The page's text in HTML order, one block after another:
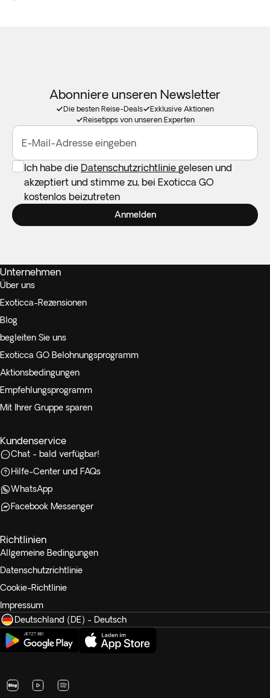
Abonniere unseren Newsletter
Die besten Reise-Deals
Exklusive Aktionen
Reisetipps von unseren Experten
E-Mail-Adresse eingeben
Ich habe die Datenschutzrichtlinie gelesen und
akzeptiert und stimme zu, bei Exoticca GO
kostenlos beizutreten
Anmelden
Unternehmen
Über uns
Exoticca-Rezensionen
Blog
begleiten Sie uns
Exoticca GO Belohnungsprogramm
Aktionsbedingungen
Empfehlungsprogramm
Mit Ihrer Gruppe sparen
Kundenservice
Chat - bald verfügbar!
Hilfe-Center und FAQs
WhatsApp
Facebook Messenger
Richtlinien
Allgemeine Bedingungen
Datenschutzrichtlinie
Cookie-Richtlinie
Impressum
Deutschland (DE) - Deutsch